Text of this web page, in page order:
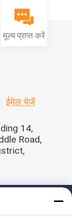
मूल्य प्राप्त करें
ईमेल भेजें
14,
Road,